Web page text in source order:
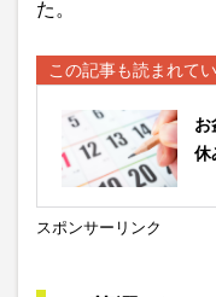
た。
この記事も読まれて
お
休
スポンサーリンク